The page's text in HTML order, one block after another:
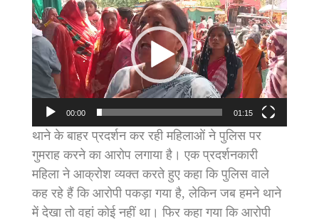
Player
00:00 01:15
थाने के बाहर प्रदर्शन कर रही महिलाओं ने पुलिस पर
गुमराह करने का आरोप लगाया है। एक प्रदर्शनकारी
महिला ने आक्रोश व्यक्त करते हुए कहा कि पुलिस वाले
कह रहे हैं कि आरोपी पकड़ा गया है, लेकिन जब हमने थाने
में देखा तो वहां कोई नहीं था। फिर कहा गया कि आरोपी